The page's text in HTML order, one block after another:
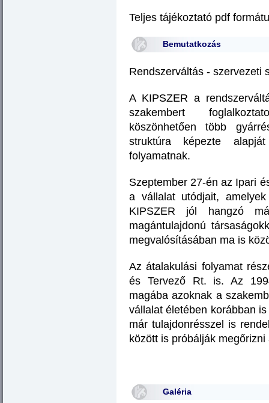
Teljes tájékoztató pdf
Bemutatkozás
Rendszerváltás - szervezeti
A KIPSZER a
szakembert
köszönhetően több
struktúra képezte
folyamatnak.
Szeptember 27-én az Ipari
a vállalat utódjait,
KIPSZER jól hangzó
magántulajdonú
megvalósításában ma is
Az átalakulási folyamat
és Tervező Rt. is. Az
magába azoknak a
vállalat életében korábban
már tulajdonrésszel is
között is próbálják
Galéria